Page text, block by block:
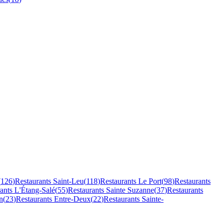
126)Restaurants Saint-Leu(118)Restaurants Le Port(98)Restaurants
L'Étang-Salé(55)Restaurants Sainte Suzanne(37)Restaurants
(23)Restaurants Entre-Deux(22)Restaurants Sainte-